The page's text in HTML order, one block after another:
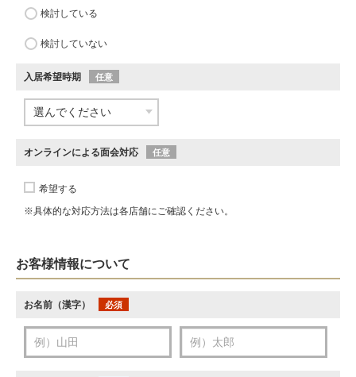
検討している
検討していない
入居希望時期 任意
オンラインによる面会対応 任意
希望する
※具体的な対応方法は各店舗にご確認ください。
お客様情報について
お名前（漢字） 必須